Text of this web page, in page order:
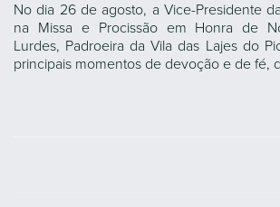
No dia 26 de agosto, a Vice-Presidente
na Missa e Procissão em Honra de
Lurdes, Padroeira da Vila das Lajes do
principais momentos de devoção e de fé,